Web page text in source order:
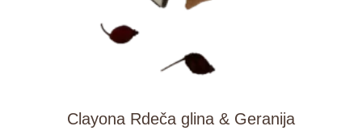
Clayona Rdeča glina & Geranija